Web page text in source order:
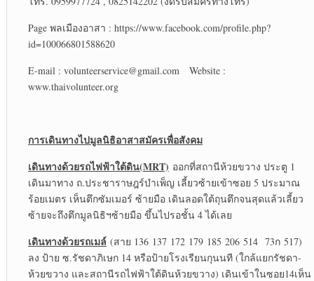
Page พลเมืองอาสา : https://www.facebook.com/profile.php?
id=100066801588620
E-mail : volunteerservice@gmail.com Website :
www.thaivolunteer.org
การเดินทางไปมูลนิธิอาสาสมัครเพื่อสังคม
เดินทางด้วยรถไฟฟ้าใต้ดิน(MRT) ออกที่สถานีห้วยขวาง ประตู 1
เดินมาทาง ถ.ประชาราษฎร์บำเพ็ญ เลี้ยวซ้ายเข้าซอย 5 ประมาณ
ร้อยเมตร เห็นตึกซัมเมอร์ ซ้ายมือ เดินลอดใต้ถุนตึกจนสุดแล้วเลี้ยว
ซ้ายจะถึงตึกมูลนิธิฯซ้ายมือ ขึ้นไปรอชั้น 4 ได้เลย
เดินทางด้วยรถเมล์ (สาย 136 137 172 179 185 206 514 73ก 517)
ลง ป้าย ซ.รัชดาภิเษก 14 หรือป้ายโรงเรียนกุนนที (ใกล้แยกรัชดา-
ห้วยขวาง และสถานีรถไฟฟ้าใต้ดินห้วยขวาง) เดินเข้าในซอย14เห็น